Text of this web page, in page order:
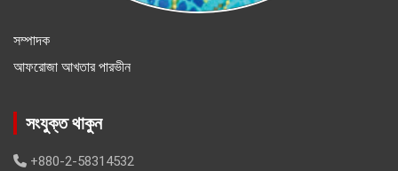
সম্পাদক
আফরোজা আখতার পারভীন
সংযুক্ত থাকুন
+880-2-58314532